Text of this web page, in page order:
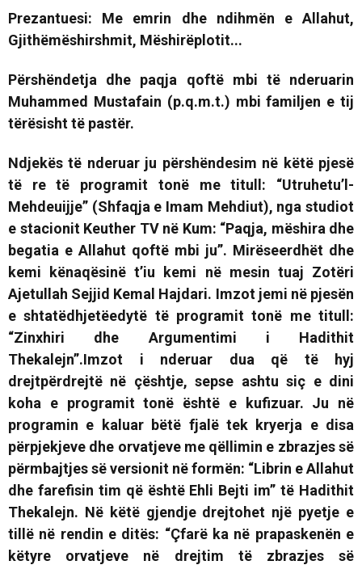
Prezantuesi: Me emrin dhe ndihmën e Allahut,
Gjithëmëshirshmit, Mëshirëplotit...
Përshëndetja dhe paqja qoftë mbi të nderuarin
Muhammed Mustafain (p.q.m.t.) mbi familjen e tij
tërësisht të pastër.
Ndjekës të nderuar ju përshëndesim në këtë pjesë
të re të programit tonë me titull: “Utruhetu’l-
Mehdeuijje” (Shfaqja e Imam Mehdiut), nga studiot
e stacionit Keuther TV në Kum: “Paqja, mëshira dhe
begatia e Allahut qoftë mbi ju”. Mirëseerdhët dhe
kemi kënaqësinë t’iu kemi në mesin tuaj Zotëri
Ajetullah Sejjid Kemal Hajdari. Imzot jemi në pjesën
e shtatëdhjetëedytë të programit tonë me titull:
“Zinxhiri dhe Argumentimi i Hadithit
Thekalejn”.Imzot i nderuar dua që të hyj
drejtpërdrejtë në çështje, sepse ashtu siç e dini
koha e programit tonë është e kufizuar. Ju në
programin e kaluar bëtë fjalë tek kryerja e disa
përpjekjeve dhe orvatjeve me qëllimin e zbrazjes së
përmbajtjes së versionit në formën: “Librin e Allahut
dhe farefisin tim që është Ehli Bejti im” të Hadithit
Thekalejn. Në këtë gjendje drejtohet një pyetje e
tillë në rendin e ditës: “Çfarë ka në prapaskenën e
këtyre orvatjeve në drejtim të zbrazjes së